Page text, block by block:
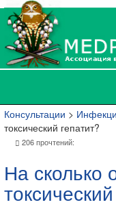
Консультации >
токсический гепатит?
206 прочтений:
На сколько